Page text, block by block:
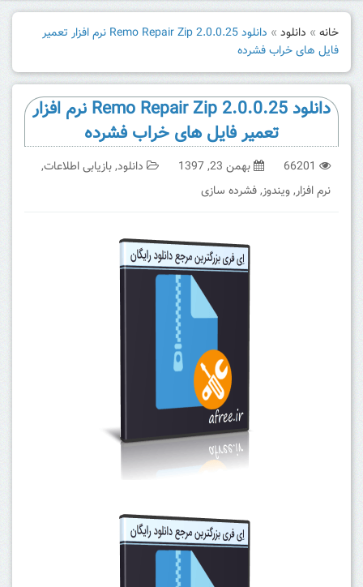
خانه » دانلود »
دانلود Remo Repair Zip 2.0.0.25 نرم افزار تعمیر
فایل های خراب فشرده
دانلود Remo Repair Zip 2.0.0.25 نرم افزار
تعمیر فایل های خراب فشرده
66201 بهمن 23, 1397 دانلود,بازیابی اطلاعات,
نرم افزار,ویندوز,فشرده سازی